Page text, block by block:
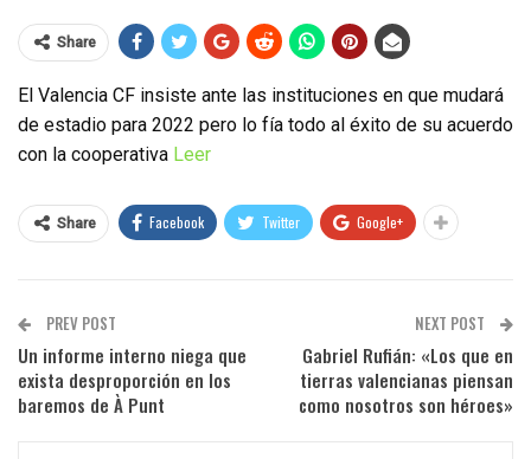
Share
El Valencia CF insiste ante las instituciones en que mudará
de estadio para 2022 pero lo fía todo al éxito de su acuerdo
con la cooperativa Leer
Share Facebook Twitter Google+
PREV POST
Un informe interno niega que
exista desproporción en los
baremos de À Punt
NEXT POST
Gabriel Rufián: «Los que en
tierras valencianas piensan
como nosotros son héroes»